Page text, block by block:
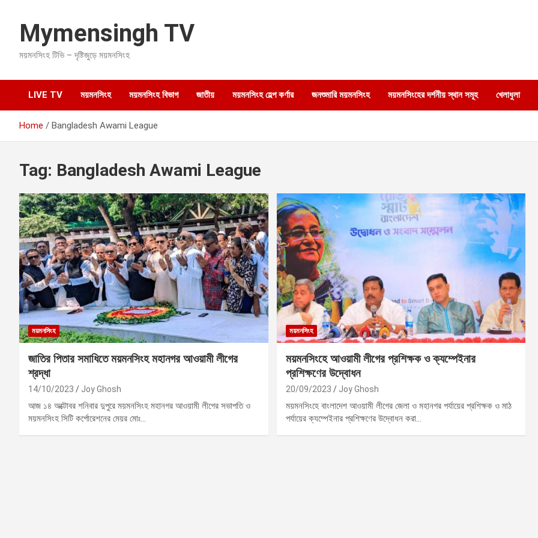
c
n
Mymensingh TV
ময়মনসিংহ টিভি – দৃষ্টিজুড়ে ময়মনসিংহ
LIVE TV ময়মনসিংহ ময়মনসিংহ বিভাগ জাতীয় ময়মনসিংহ হেল্প কর্ণার জনশুমারি ময়মনসিংহ ময়মনসিংহের দর্শনীয় স্থান সমূহ খেলাধুলা
Home Bangladesh Awami League
Tag: Bangladesh Awami League
ময়মনসিংহ
জাতির পিতার সমাধিতে ময়মনসিংহ মহানগর আওয়ামী লীগের
শ্রদ্ধা
14/10/2023 Joy Ghosh
আজ ১৪ অক্টোবর শনিবার দুপুরে ময়মনসিংহ মহানগর আওয়ামী লীগের সভাপতি ও
ময়মনসিংহ সিটি কর্পোরেশনের মেয়র মোঃ…
ময়মনসিংহ
ময়মনসিংহে আওয়ামী লীগের প্রশিক্ষক ও ক্যম্পেইনার
প্রশিক্ষণের উদ্বোধন
20/09/2023 Joy Ghosh
ময়মনসিংহে বাংলাদেশ আওয়ামী লীগের জেলা ও মহানগর পর্যায়ের প্রশিক্ষক ও মাঠ
পর্যায়ের ক্যম্পেইনার প্রশিক্ষণের উদ্বোধন করা…